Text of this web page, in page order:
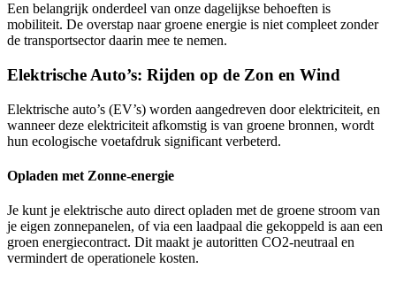
Een belangrijk onderdeel van onze dagelijkse behoeften is
mobiliteit. De overstap naar groene energie is niet compleet zonder
de transportsector daarin mee te nemen.
Elektrische Auto’s: Rijden op de Zon en Wind
Elektrische auto’s (EV’s) worden aangedreven door elektriciteit, en
wanneer deze elektriciteit afkomstig is van groene bronnen, wordt
hun ecologische voetafdruk significant verbeterd.
Opladen met Zonne-energie
Je kunt je elektrische auto direct opladen met de groene stroom van
je eigen zonnepanelen, of via een laadpaal die gekoppeld is aan een
groen energiecontract. Dit maakt je autoritten CO2-neutraal en
vermindert de operationele kosten.